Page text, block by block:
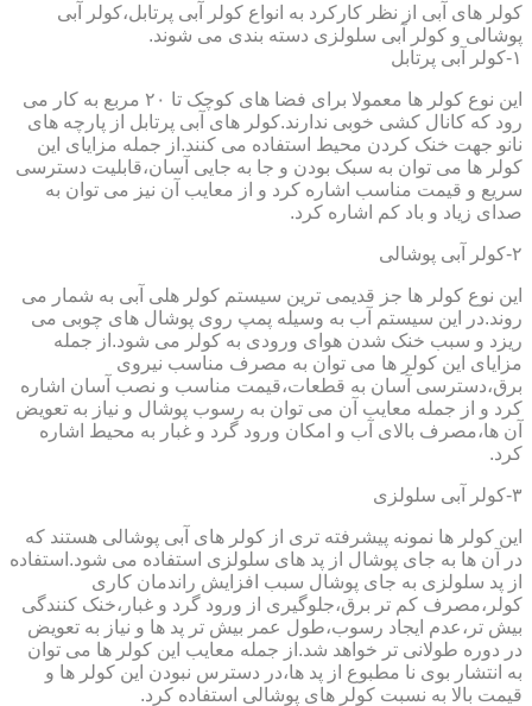
کولر های آبی از نظر کارکرد به انواع کولر آبی پرتابل،کولر آبی
پوشالی و کولر آبی سلولزی دسته بندی می شوند.
۱-کولر آبی پرتابل
این نوع کولر ها معمولا برای فضا های کوچک تا ۲۰ مربع به کار می
رود که کانال کشی خوبی ندارند.کولر های آبی پرتابل از پارچه های
نانو جهت خنک کردن محیط استفاده می کنند.از جمله مزایای این
کولر ها می توان به سبک بودن و جا به جایی آسان،قابلیت دسترسی
سریع و قیمت مناسب اشاره کرد و از معایب آن نیز می توان به
صدای زیاد و باد کم اشاره کرد.
۲-کولر آبی پوشالی
این نوع کولر ها جز قدیمی ترین سیستم کولر هلی آبی به شمار می
روند.در این سیستم آب به وسیله پمپ روی پوشال های چوبی می
ریزد و سبب خنک شدن هوای ورودی به کولر می شود.از جمله
مزایای این کولر ها می توان به مصرف مناسب نیروی
برق،دسترسی آسان به قطعات،قیمت مناسب و نصب آسان اشاره
کرد و از جمله معایب آن می توان به رسوب پوشال و نیاز به تعویض
آن ها،مصرف بالای آب و امکان ورود گرد و غبار به محیط اشاره
کرد.
۳-کولر آبی سلولزی
این کولر ها نمونه پیشرفته تری از کولر های آبی پوشالی هستند که
در آن ها به جای پوشال از پد های سلولزی استفاده می شود.استفاده
از پد سلولزی به جای پوشال سبب افزایش راندمان کاری
کولر،مصرف کم تر برق،جلوگیری از ورود گرد و غبار،خنک کنندگی
بیش تر،عدم ایجاد رسوب،طول عمر بیش تر پد ها و نیاز به تعویض
در دوره طولانی تر خواهد شد.از جمله معایب این کولر ها می توان
به انتشار بوی نا مطبوع از پد ها،در دسترس نبودن این کولر ها و
قیمت بالا به نسبت کولر های پوشالی استفاده کرد.